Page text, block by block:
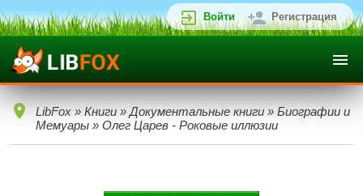
Войти Регистрация
LibFox » Книги » Документальные книги » Биографии и
Мемуары » Олег Царев - Роковые иллюзии